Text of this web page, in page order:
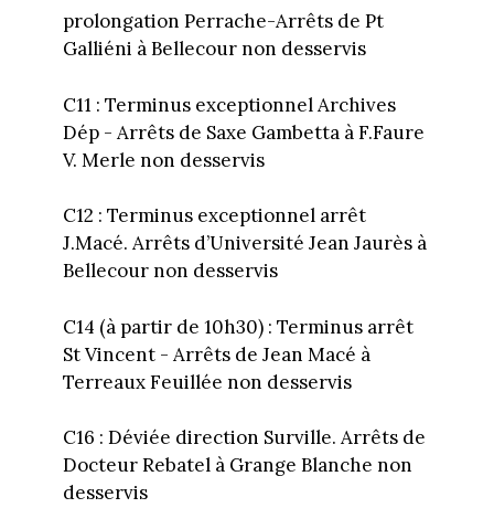
prolongation Perrache-Arrêts de Pt
Galliéni à Bellecour non desservis
C11 : Terminus exceptionnel Archives
Dép - Arrêts de Saxe Gambetta à F.Faure
V. Merle non desservis
C12 : Terminus exceptionnel arrêt
J.Macé. Arrêts d’Université Jean Jaurès à
Bellecour non desservis
C14 (à partir de 10h30) : Terminus arrêt
St Vincent - Arrêts de Jean Macé à
Terreaux Feuillée non desservis
C16 : Déviée direction Surville. Arrêts de
Docteur Rebatel à Grange Blanche non
desservis